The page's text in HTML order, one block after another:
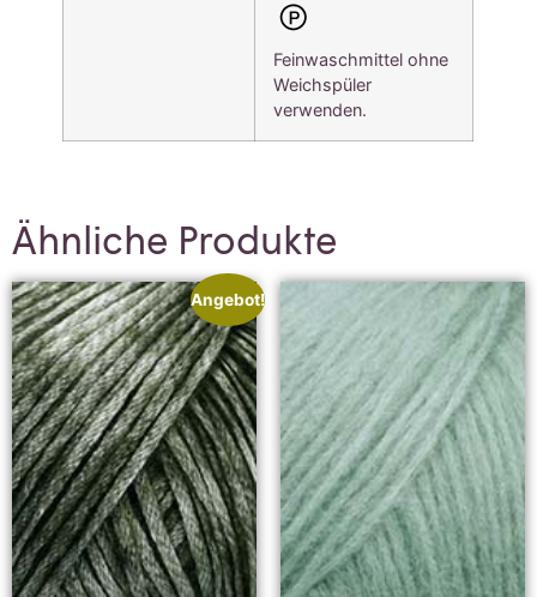
Feinwaschmittel ohne
Weichspüler
verwenden.
Ähnliche Produkte
Angebot!